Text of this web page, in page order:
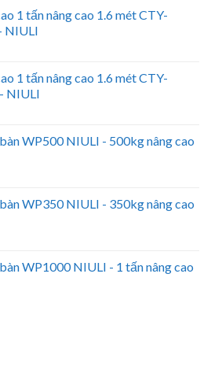
1 tấn nâng cao 1.6 mét CTY-
NIULI
1 tấn nâng cao 1.6 mét CTY-
NIULI
WP500 NIULI - 500kg nâng cao
WP350 NIULI - 350kg nâng cao
WP1000 NIULI - 1 tấn nâng cao